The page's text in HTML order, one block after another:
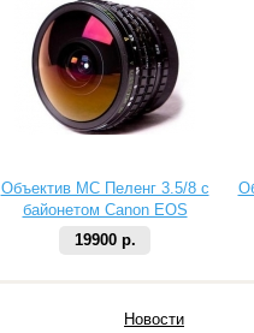
Объектив МС Пеленг 3.5/8 с
байонетом Canon EOS
19900 р.
Новости